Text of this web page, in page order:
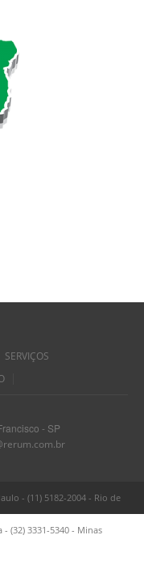
SERVIÇOS
- SP
- (11) 5182-2004 - Rio de
- (32) 3331-5340 - Minas